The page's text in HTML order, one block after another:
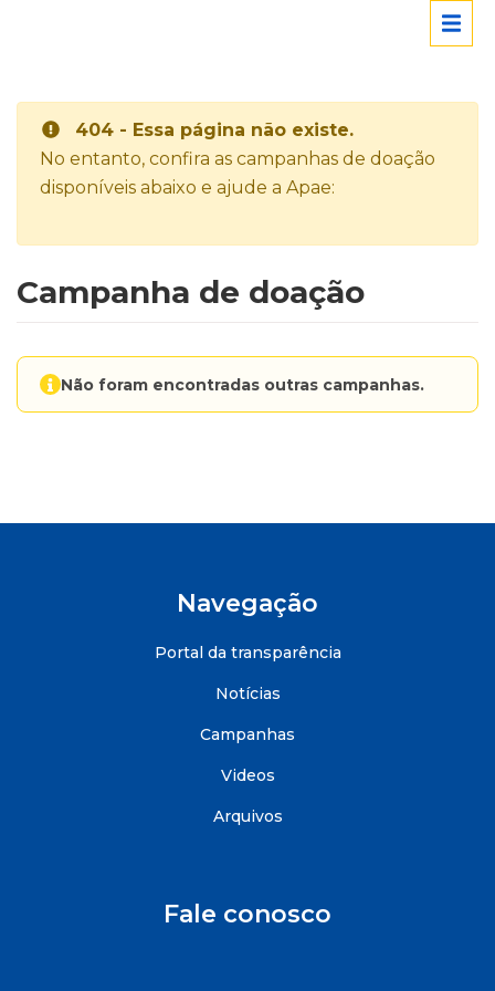
404 - Essa página não existe.
No entanto, confira as campanhas de doação
disponíveis abaixo e ajude a Apae:
Campanha de doação
Não foram encontradas outras campanhas.
Navegação
Portal da transparência
Notícias
Campanhas
Videos
Arquivos
Fale conosco